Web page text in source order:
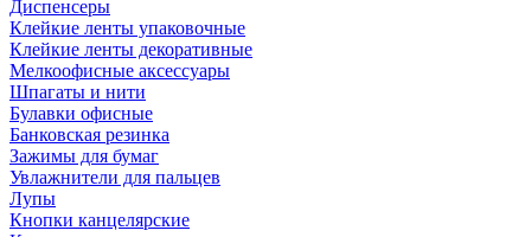
Диспенсеры
Клейкие ленты упаковочные
Клейкие ленты декоративные
Мелкоофисные аксессуары
Шпагаты и нити
Булавки офисные
Банковская резинка
Зажимы для бумаг
Увлажнители для пальцев
Лупы
Кнопки канцелярские